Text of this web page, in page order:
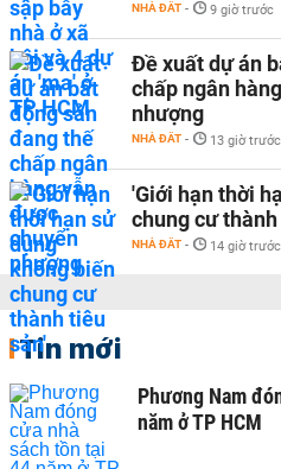
NHÀ ĐẤT - 9 giờ trước
Đề xuất dự án
chấp ngân
nhượng
NHÀ ĐẤT - 13 giờ trước
'Giới hạn thời
chung cư
NHÀ ĐẤT - 14 giờ trước
Tin mới
Phương Nam
năm ở TP HCM